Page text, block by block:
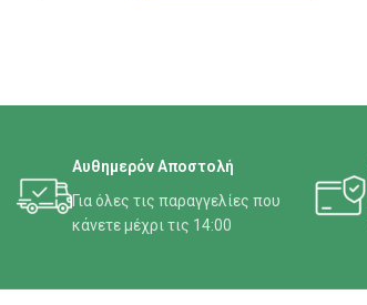
Αυθημερόν Αποστολή
Για όλες τις παραγγελίες που
κάνετε μέχρι τις 14:00